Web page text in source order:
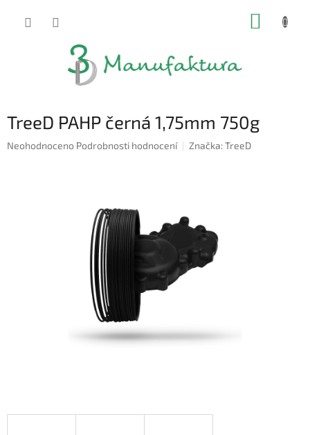
TreeD PAHP černá 1,75mm 750g
Průměrné
Neohodnoceno Podrobnosti hodnocení Značka:TreeD